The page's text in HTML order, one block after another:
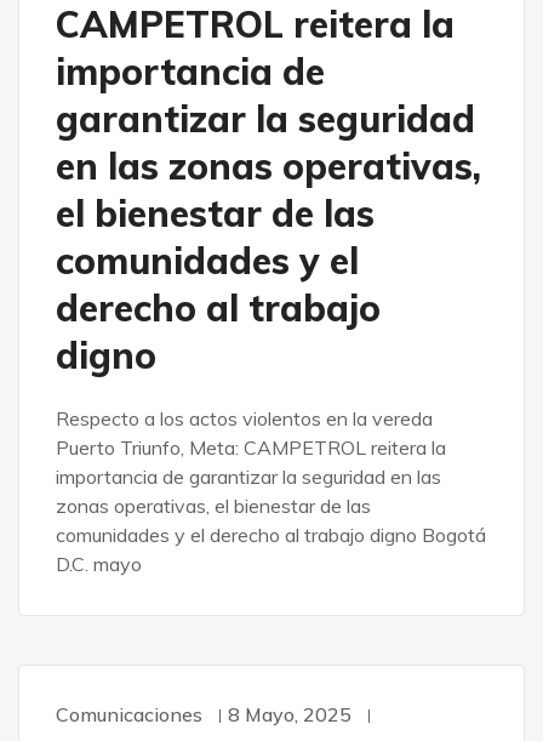
CAMPETROL reitera la
importancia de
garantizar la seguridad
en las zonas operativas,
el bienestar de las
comunidades y el
derecho al trabajo
digno
Respecto a los actos violentos en la vereda
Puerto Triunfo, Meta: CAMPETROL reitera la
importancia de garantizar la seguridad en las
zonas operativas, el bienestar de las
comunidades y el derecho al trabajo digno Bogotá
D.C. mayo
Comunicaciones 8 Mayo, 2025